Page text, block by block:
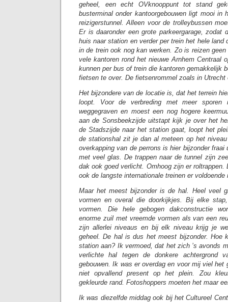
geheel, een echt OVknooppunt tot stand
busterminal onder kantoorgebouwen ligt mooi in
reizigerstunnel. Alleen voor de trolleybussen
Er is daaronder een grote parkeergarage, zodat
huis naar station en verder per trein het hele land
in de trein ook nog kan werken. Zo is reizen
vele kantoren rond het nieuwe Arnhem Centraal
kunnen per bus of trein die kantoren gemakkelijk
fietsen te over. De fietsenrommel zoals in Utrecht
Het bijzondere van de locatie is, dat het terrein
loopt. Voor de verbreding met meer sporen
weggegraven en moest een nog hogere
aan de Sonsbeekzijde uitstapt kijk je over het
de Stadszijde naar het station gaat, loopt het
de stationshal zit je dan al meteen op het
overkapping van de perrons is hier bijzonder fraai
met veel glas. De trappen naar de tunnel zijn
dak ook goed verlicht. Omhoog zijn er roltrappen.
ook de langste internationale treinen er voldoende
Maar het meest bijzonder is de hal. Heel veel
vormen en overal die doorkijkjes. Bij elke
vormen. Die hele gebogen dakconstructie
enorme zuil met vreemde vormen als van een
zijn allerlei niveaus en bij elk niveau krijg je
geheel. De hal is dus het meest bijzonder. Hoe
station aan? Ik vermoed, dat het zich ’s avonds
verlichte hal tegen de donkere achtergrond
gebouwen. Ik was er overdag en voor mij viel het
niet opvallend present op het plein. Zou
gekleurde rand. Fotoshoppers moeten het maar
Ik was diezelfde middag ook bij het Cultureel